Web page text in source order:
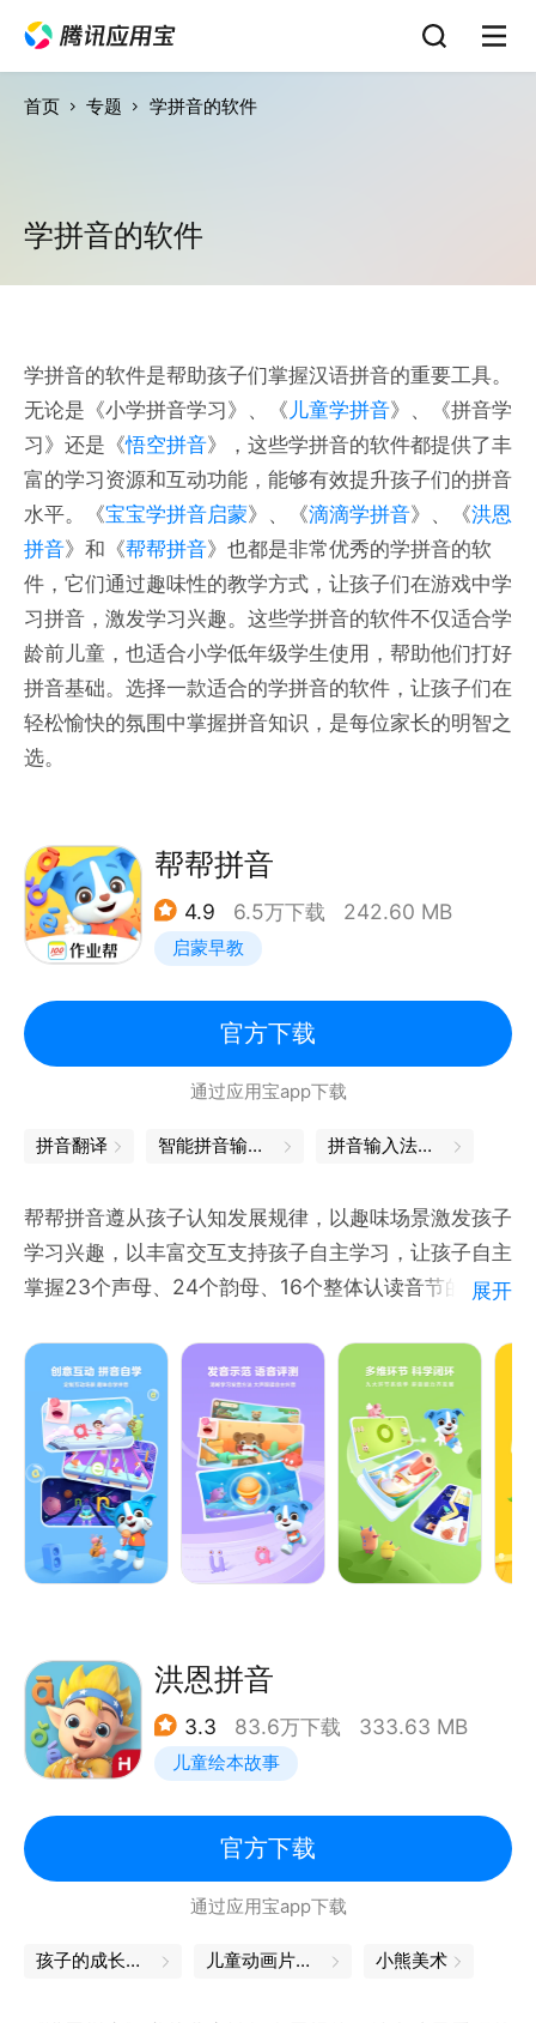
首页 专题 学拼音的软件
学拼音的软件
学拼音的软件是帮助孩子们掌握汉语拼音的重要工具。
无论是《小学拼音学习》、《 儿童学拼音》、《拼音学
习》还是《悟空拼音》，这些学拼音的软件都提供了丰
富的学习资源和互动功能，能够有效提升孩子们的拼音
水平。《宝宝学拼音启蒙》、《滴滴学拼音》、《洪恩
拼音》和《帮帮拼音》也都是非常优秀的学拼音的软
件，它们通过趣味性的教学方式，让孩子们在游戏中学
习拼音，激发学习兴趣。这些学拼音的软件不仅适合学
龄前儿童，也适合小学低年级学生使用，帮助他们打好
拼音基础。选择一款适合的学拼音的软件，让孩子们在
轻松愉快的氛围中掌握拼音知识，是每位家长的明智之
选。
帮帮拼音
4.9 6.5万下载 242.60 MB
启蒙早教
官方下载
通过应用宝app下载
拼音翻译 智能拼音输入法 拼音输入法下载
帮帮拼音遵从孩子认知发展规律，以趣味场景激发孩子
学习兴趣，以丰富交互支持孩子自主学习，让孩子自主
掌握23个声母、24个韵母、16个整体认读音节的认、
【产品内容】
1、23个声母、24个韵母（单韵母、复韵母、前后鼻
音）、16个整体认读音节，共63个拼音字母，18个单
元小测
【产品特色】
1、丰富趣味互动 轻松自主学习
120+定制互动，让孩子在丰富有趣的交互操作中轻松
学、自主学
2、九大环节设计 攻克重点难点
为每个声母、韵母、整体认读音节定制9大环节，深度
展开
洪恩拼音
3.3 83.6万下载 333.63 MB
儿童绘本故事
官方下载
通过应用宝app下载
孩子的成长，从这里起步 儿童动画片下载 小熊美术